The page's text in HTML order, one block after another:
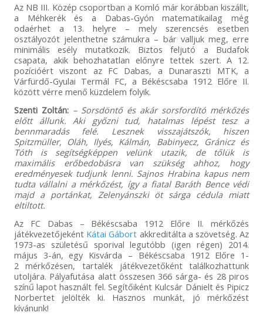
Az NB III. Közép csoportban a Komló már korábban kiszállt,
a Méhkerék és a Dabas-Gyón matematikailag még
odaérhet a 13. helyre – mely szerencsés esetben
osztályozót jelenthetne számukra – bár valljuk meg, erre
minimális esély mutatkozik. Biztos feljutó a Budafok
csapata, akik behozhatatlan előnyre tettek szert. A 12.
pozícióért viszont az FC Dabas, a Dunaraszti MTK, a
Várfürdő-Gyulai Termál FC, a Békéscsaba 1912 Előre II.
között vérre menő küzdelem folyik.
Szenti Zoltán: – Sorsdöntő és akár sorsfordító mérkőzés
előtt állunk. Aki győzni tud, hatalmas lépést tesz a
bennmaradás felé. Lesznek visszajátszók, hiszen
Spitzmüller, Oláh, Ilyés, Kálmán, Babinyecz, Gránicz és
Tóth is segítségképpen velünk utazik, de tőlük is
maximális erőbedobásra van szükség ahhoz, hogy
eredményesek tudjunk lenni. Sajnos Hrabina kapus nem
tudta vállalni a mérkőzést, így a fiatal Baráth Bence védi
majd a portánkat, Zelenyánszki öt sárga cédula miatt
eltiltott.
Az FC Dabas – Békéscsaba 1912 Előre II. mérkőzés
játékvezetőjeként Kátai Gábort akkreditálta a szövetség. Az
1973-as születésű sporival legutóbb (igen régen) 2014.
május 3-án, egy Kisvárda – Békéscsaba 1912 Előre 1-
2 mérkőzésen, tartalék játékvezetőként találkozhattunk
utoljára. Pályafutása alatt összesen 366 sárga- és 28 piros
színű lapot használt fel. Segítőiként Kulcsár Dánielt és Pipicz
Norbertet jelölték ki. Hasznos munkát, jó mérkőzést
kívánunk!